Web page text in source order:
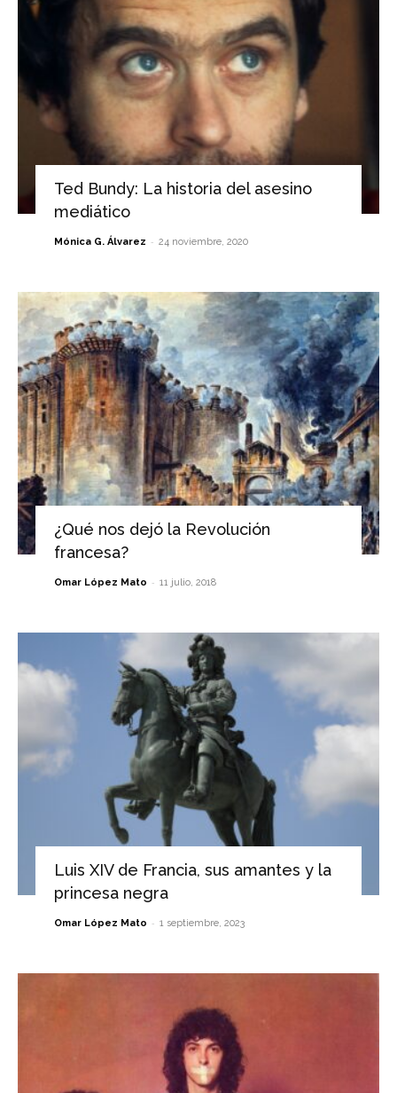
Ted Bundy: La historia del asesino
mediático
Mónica G. Álvarez - 24 noviembre, 2020
¿Qué nos dejó la Revolución
francesa?
Omar López Mato - 11 julio, 2018
Luis XIV de Francia, sus amantes y la
princesa negra
Omar López Mato - 1 septiembre, 2023